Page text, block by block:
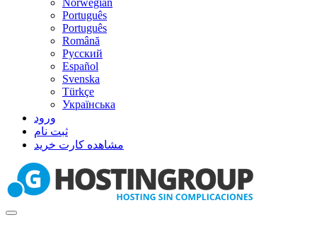
Norwegian
Português
Português
Română
Русский
Español
Svenska
Türkçe
Українська
ورود
ثبت نام
مشاهده کارت خرید
تغییر